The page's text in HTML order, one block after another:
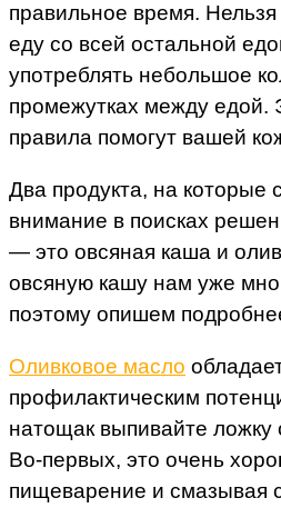
правильное время.
еду со всей остальной
употреблять небольшое
промежутках между едой.
правила помогут вашей
Два продукта, на которые
внимание в поисках
— это овсяная каша и
овсяную кашу нам уже
поэтому опишем
Оливковое масло
профилактическим
натощак выпивайте ложку
Во-первых, это очень
пищеварение и смазывая